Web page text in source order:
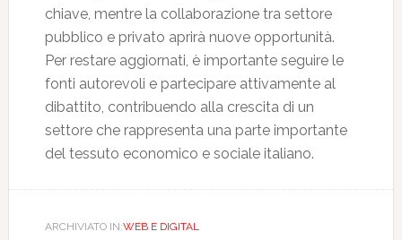
chiave, mentre la collaborazione tra settore
pubblico e privato aprirà nuove opportunità.
Per restare aggiornati, è importante seguire le
fonti autorevoli e partecipare attivamente al
dibattito, contribuendo alla crescita di un
settore che rappresenta una parte importante
del tessuto economico e sociale italiano.
ARCHIVIATO IN:WEB E DIGITAL